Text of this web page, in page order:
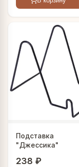
Подставка
"Джессика"
238 ₽